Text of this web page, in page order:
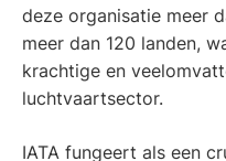
deze organisatie meer
meer dan 120 landen,
krachtige en
luchtvaartsector.
IATA fungeert als een